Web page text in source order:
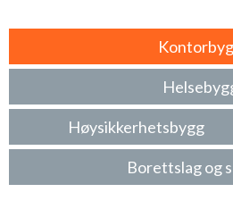
Høysikkerhetsbygg
Borettslag og